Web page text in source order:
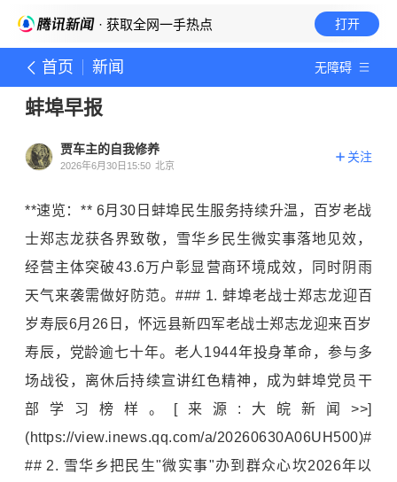
· 获取全网一手热点 打开
首页 新闻 无障碍
蚌埠早报
贾车主的自我修养
2026年6月30日15:50 北京
关注
**速览：** 6月30日蚌埠民生服务持续升温，百岁老战
士郑志龙获各界致敬，雪华乡民生微实事落地见效，
经营主体突破43.6万户彰显营商环境成效，同时阴雨
天气来袭需做好防范。### 1. 蚌埠老战士郑志龙迎百
岁寿辰6月26日，怀远县新四军老战士郑志龙迎来百岁
寿辰，党龄逾七十年。老人1944年投身革命，参与多
场战役，离休后持续宣讲红色精神，成为蚌埠党员干
部学习榜样。[来源:大皖新闻>>]
(https://view.inews.qq.com/a/20260630A06UH500)#
## 2. 雪华乡把民生"微实事"办到群众心坎2026年以